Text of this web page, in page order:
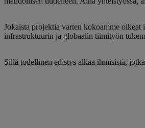
Jokaista projektia varten kokoamme
infrastruktuurin ja globaalin tiimityön
Sillä todellinen edistys alkaa ihmisistä,